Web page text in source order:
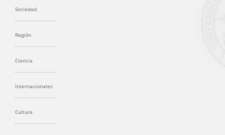
Sociedad
Región
Ciencia
Internacionales
Cultura